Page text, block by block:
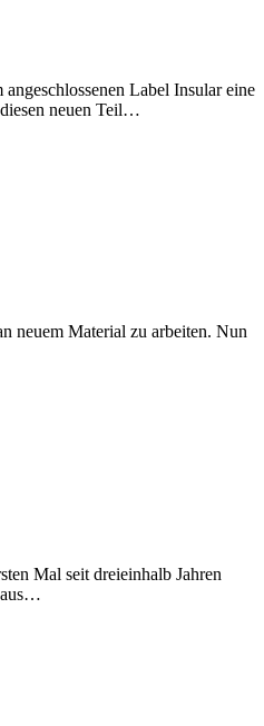
Label Insular eine
neuen Teil…
neuem Material zu arbeiten. Nun
Mal seit dreieinhalb Jahren
aus…